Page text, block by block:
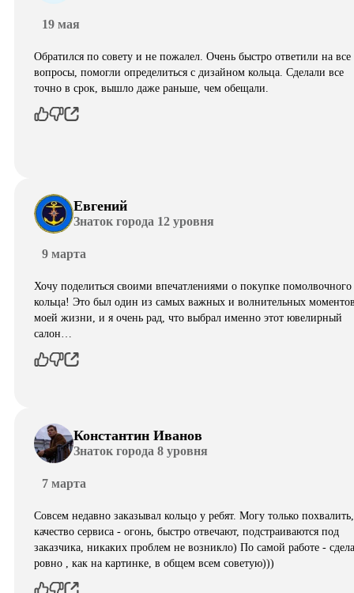
19 мая
Обратился по совету и не пожалел. Очень быстро ответили на все
вопросы, помогли определиться с дизайном кольца. Сделали все
точно в срок, вышло даже раньше, чем обещали.
Евгений
Знаток города 12 уровня
9 марта
Хочу поделиться своими впечатлениями о покупке помолвочного
кольца! Это был один из самых важных и волнительных
моей жизни, и я очень рад, что выбрал именно этот ювелирный
салон…
Константин Иванов
Знаток города 8 уровня
7 марта
Совсем недавно заказывал кольцо у ребят. Могу только похвалить,
качество сервиса - огонь, быстро отвечают, подстраиваются под
заказчика, никаких проблем не возникло) По самой работе -
ровно , как на картинке, в общем всем советую)))